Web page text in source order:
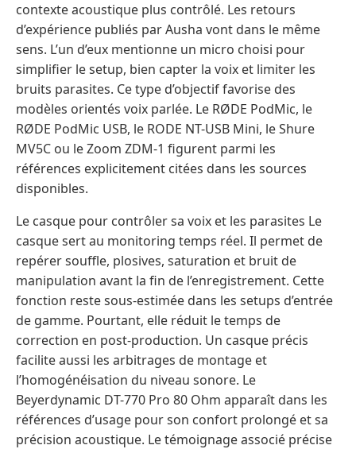
contexte acoustique plus contrôlé. Les retours
d’expérience publiés par Ausha vont dans le même
sens. L’un d’eux mentionne un micro choisi pour
simplifier le setup, bien capter la voix et limiter les
bruits parasites. Ce type d’objectif favorise des
modèles orientés voix parlée. Le RØDE PodMic, le
RØDE PodMic USB, le RODE NT-USB Mini, le Shure
MV5C ou le Zoom ZDM-1 figurent parmi les
références explicitement citées dans les sources
disponibles.
Le casque pour contrôler sa voix et les parasites Le
casque sert au monitoring temps réel. Il permet de
repérer souffle, plosives, saturation et bruit de
manipulation avant la fin de l’enregistrement. Cette
fonction reste sous-estimée dans les setups d’entrée
de gamme. Pourtant, elle réduit le temps de
correction en post-production. Un casque précis
facilite aussi les arbitrages de montage et
l’homogénéisation du niveau sonore. Le
Beyerdynamic DT-770 Pro 80 Ohm apparaît dans les
références d’usage pour son confort prolongé et sa
précision acoustique. Le témoignage associé précise